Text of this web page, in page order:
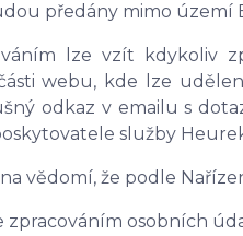
předány mimo území
lze vzít
webu, kde lze
odkaz v emailu s
služby
vědomí, že podle
zpracováním osobních